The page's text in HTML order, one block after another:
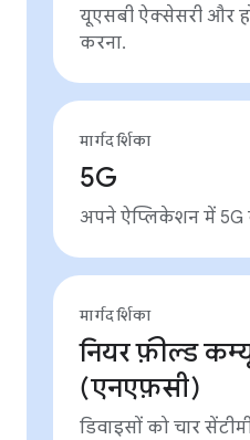
यूएसबी ऐक्सेसरी और
करना.
मार्गदर्शिका
5G
अपने ऐप्लिकेशन में 5G
मार्गदर्शिका
नियर फ़ील्ड
(एनएफ़सी)
डिवाइसों को चार